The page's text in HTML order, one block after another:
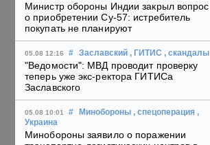
Министр обороны Индии закрыл вопрос
о приобретении Су-57: истребитель
покупать не планируют
05.08 12:16 # Заславский , ГИТИС , скандалы
"Ведомости": МВД проводит проверку
теперь уже экс-ректора ГИТИСа
Заславского
05.08 10:01 # Минобороны , спецоперация ,
Украина
Минобороны заявило о поражении